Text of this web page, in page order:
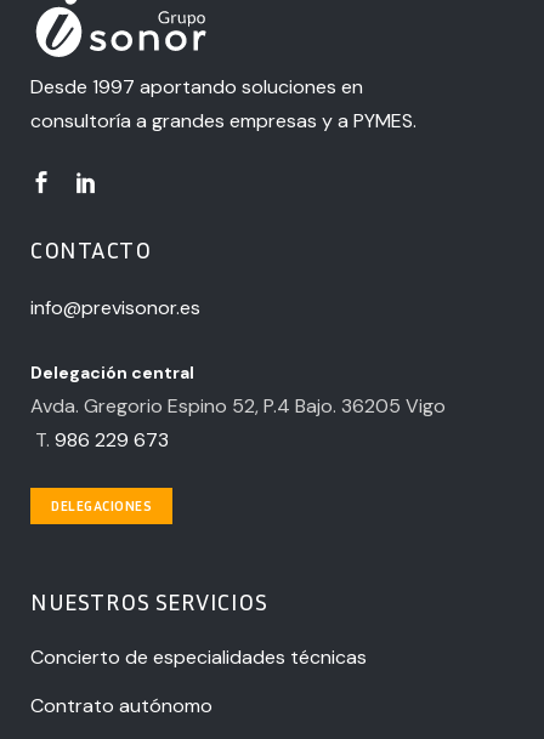
Desde 1997 aportando soluciones en
consultoría a grandes empresas y a PYMES.
CONTACTO
info@previsonor.es
Delegación central
Avda. Gregorio Espino 52, P.4 Bajo. 36205 Vigo
T. 986 229 673
DELEGACIONES
NUESTROS SERVICIOS
Concierto de especialidades técnicas
Contrato autónomo